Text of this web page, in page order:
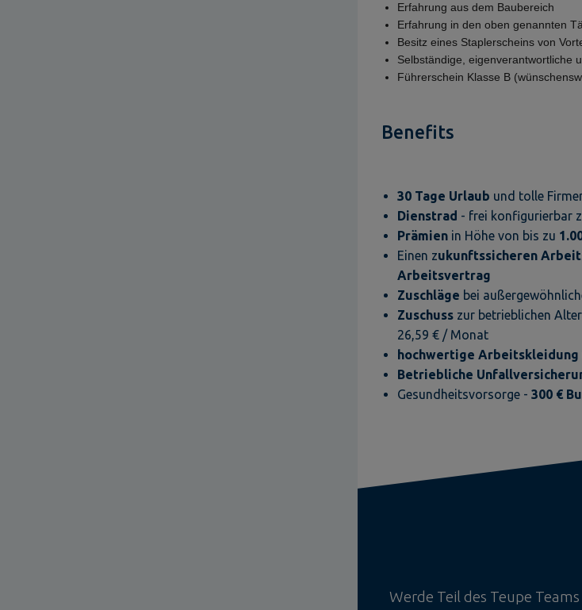
Erfahrung aus dem Baubereich
Erfahrung in den oben genannten
Besitz eines Staplerscheins von
Selbständige, eigenverantwortliche
Führerschein Klasse B
Benefits
30 Tage Urlaub und tolle
Dienstrad - frei konfigurierbar
Prämien in Höhe von bis zu
Einen zukunftssicheren
Arbeitsvertrag
Zuschläge bei
Zuschuss zur betrieblichen
26,59 € / Monat
hochwertige Arbeitskleidung
Betriebliche
Gesundheitsvorsorge - 300 €
Werde Teil des Teupe